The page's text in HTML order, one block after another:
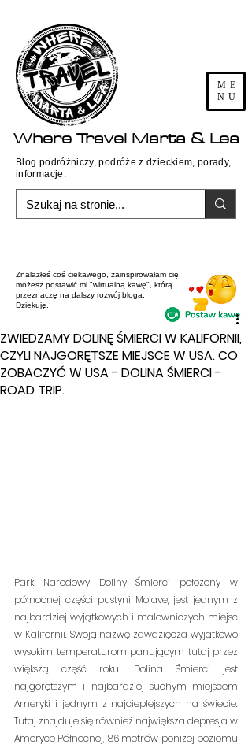
ME
NU
WhereTravel Marta & Lea
Blog podróżniczy, podróże z dzieckiem, porady,
informacje.
Znalazłeś coś ciekawego, zainspirowałam cię,
możesz postawić mi "wirtualną kawę", którą
przeznaczę na dalszy rozwój bloga.
Dziekuję.
ZWIEDZAMY DOLINĘ ŚMIERCI W KALIFORNII,
CZYLI NAJGORĘTSZE MIEJSCE W USA. CO
ZOBACZYĆ W USA - DOLINA ŚMIERCI -
ROAD TRIP.
Park Narodowy Doliny Śmierci położony w
północnej części pustyni Mojave, jest jednym z
najbardziej wyjątkowych i malowniczych miejsc
w Kalifornii. Swoją nazwę zawdzięcza wyjątkowo
wysokim temperaturom panującym tutaj przez
większą część roku. Dolina Śmierci jest
najgorętszym i najbardziej suchym miejscem
Ameryki i jednym z najcieplejszych na świecie.
Tutaj znajduje się również największa depresja w
Ameryce Północnej, 86 metrów poniżej poziomu